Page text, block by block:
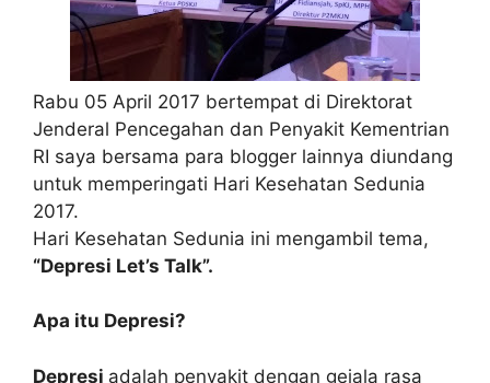
Rabu 05 April 2017 bertempat di Direktorat
Jenderal Pencegahan dan Penyakit Kementrian
RI saya bersama para blogger lainnya diundang
untuk memperingati Hari Kesehatan Sedunia
2017.
Hari Kesehatan Sedunia ini mengambil tema,
“Depresi Let’s Talk”.
Apa itu Depresi?
Depresi adalah penyakit dengan gejala rasa